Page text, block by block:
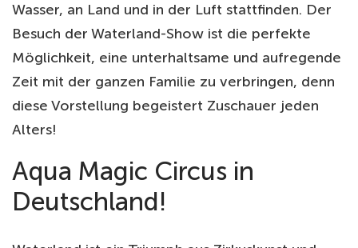
Wasser, an Land und in der Luft stattfinden. Der
Besuch der Waterland-Show ist die perfekte
Möglichkeit, eine unterhaltsame und aufregende
Zeit mit der ganzen Familie zu verbringen, denn
diese Vorstellung begeistert Zuschauer jeden
Alters!
Aqua Magic Circus in
Deutschland!